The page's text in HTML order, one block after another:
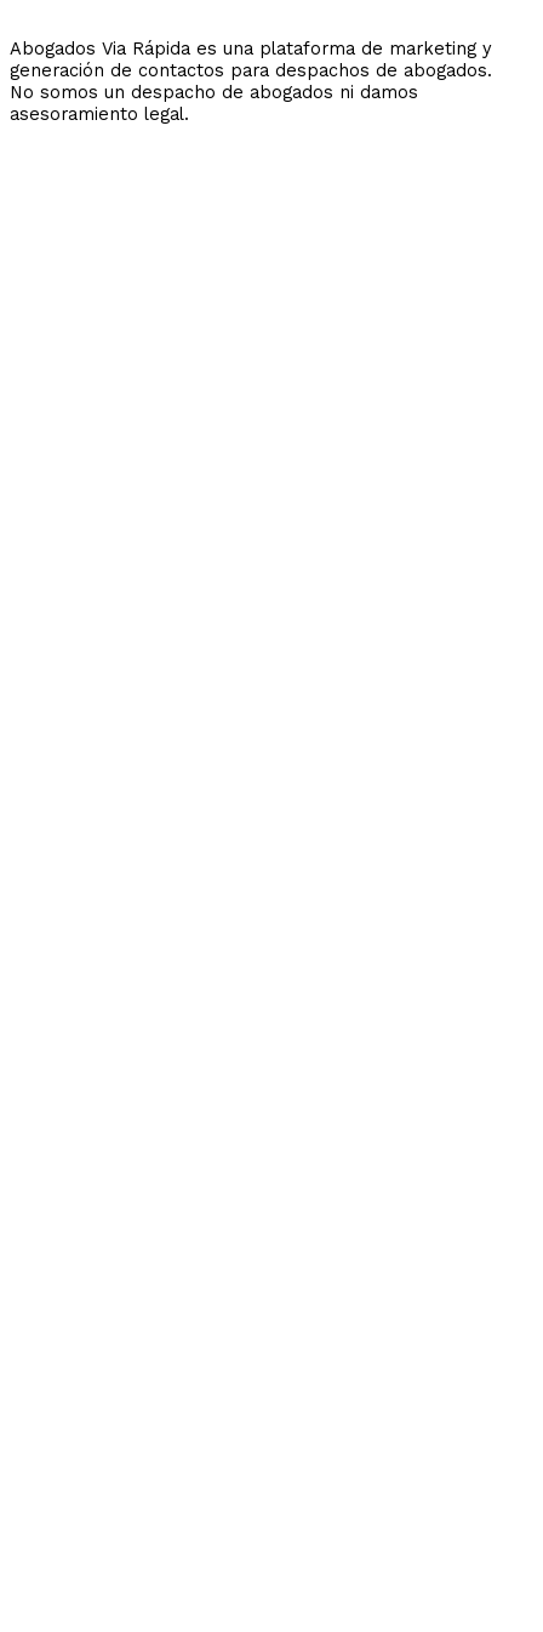
Abogados Via Rápida es una plataforma de marketing y
generación de contactos para despachos de abogados.
No somos un despacho de abogados ni damos
asesoramiento legal.